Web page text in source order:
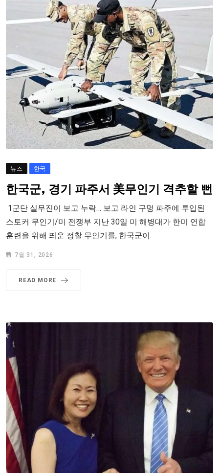
뉴스 한국
한국군, 경기 파주서 美무인기 격추할 뻔
1군단 실무진이 보고 누락… 보고 라인 구멍 파주에 투입된
스토커 무인기/미 전쟁부 지난 30일 미 해병대가 한미 연합
훈련을 위해 띄운 정찰 무인기를, 한국군이.
7월 31, 2026
READ MORE